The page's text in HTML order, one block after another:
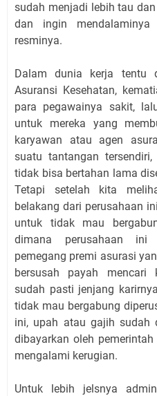
sudah menjadi lebih tau
dan ingin
resminya.
Dalam dunia kerja tentu
Asuransi Kesehatan,
para pegawainya sakit,
untuk mereka yang
karyawan atau agen
suatu tantangan
tidak bisa bertahan lama
Tetapi setelah kita
belakang dari perusahaan
untuk tidak mau
dimana perusahaan ini
pemegang premi asurasi
bersusah payah mencari
sudah pasti jenjang
tidak mau bergabung
ini, upah atau gajih sudah
dibayarkan oleh
mengalami kerugian.
Untuk lebih jelsnya